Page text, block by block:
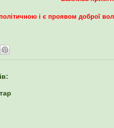
і є проявом доброї